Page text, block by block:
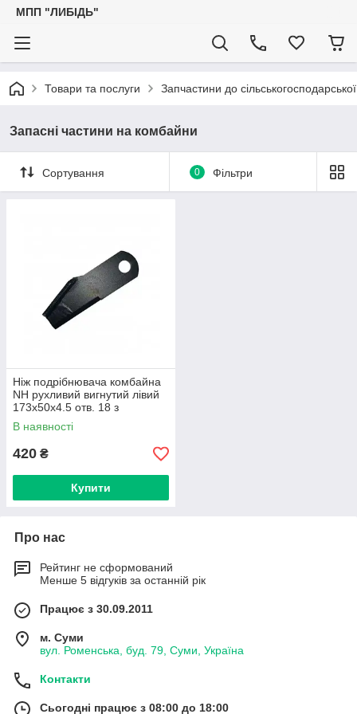
МПП "ЛИБІДЬ"
Товари та послуги Запчастини до сільськогосподарської
Запасні частини на комбайни
Сортування 0 Фільтри
Ніж подрібнювача комбайна
NH рухливий вигнутий лівий
173х50х4.5 отв. 18 з
покриттям
В наявності
420 ₴
Купити
Про нас
Рейтинг не сформований
Менше 5 відгуків за останній рік
Працює з 30.09.2011
м. Суми
вул. Роменська, буд. 79, Суми, Україна
Контакти
Сьогодні працює з 08:00 до 18:00